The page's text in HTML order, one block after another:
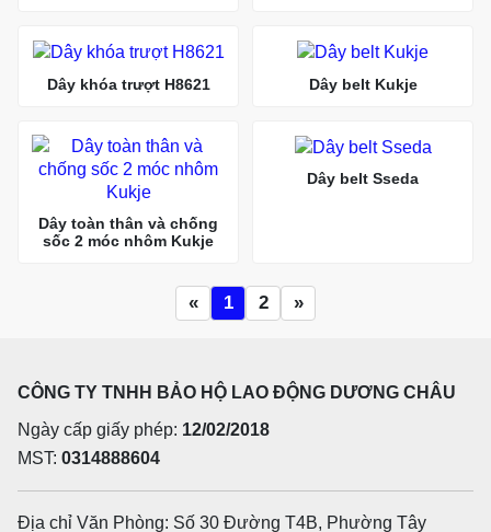
Dây khóa trượt H8621 Dây belt Kukje
Dây toàn thân và chống
sốc 2 móc nhôm Kukje
Dây belt Sseda
« 1 2 »
CÔNG TY TNHH BẢO HỘ LAO ĐỘNG DƯƠNG CHÂU
Ngày cấp giấy phép: 12/02/2018
MST: 0314888604
Địa chỉ Văn Phòng: Số 30 Đường T4B, Phường Tây